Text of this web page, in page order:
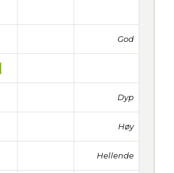
God
Dyp
Høy
Hellende